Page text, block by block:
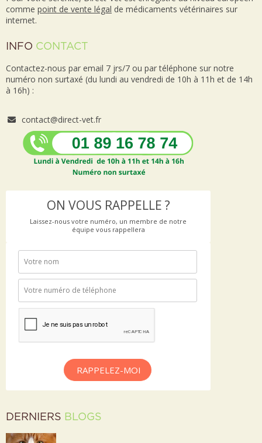
comme point de vente légal de médicaments vétérinaires sur
internet.
INFO CONTACT
Contactez-nous par email 7 jrs/7 ou par téléphone sur notre
numéro non surtaxé (du lundi au vendredi de 10h à 11h et de 14h
à 16h) :
contact@direct-vet.fr
ON VOUS RAPPELLE ?
Laissez-nous votre numéro, un membre de notre
équipe vous rappellera
RAPPELEZ-MOI
DERNIERS BLOGS